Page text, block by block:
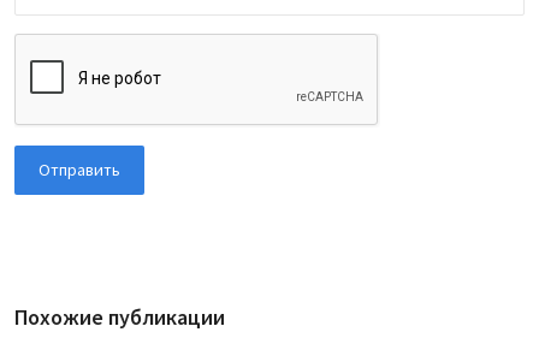
Отправить
Похожие публикации